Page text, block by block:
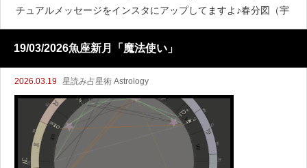
チュアルメッセージをインスタにアップしてますよ♪春分図（宇
19/03/2026魚座新月「魔法使い」
2026.03.19 星読み占星術 Astrology